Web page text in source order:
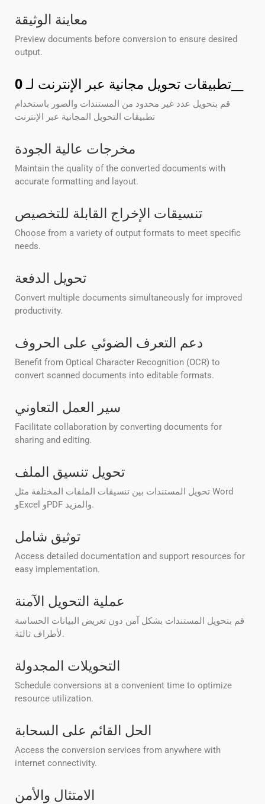
معاينة الوثيقة
Preview documents before conversion to ensure desired
output.
تطبيقات تحويل مجانية عبر الإنترنت لـ0
قم بتحويل عدد غير محدود من المستندات والصور باستخدام
تطبيقات التحويل المجانية عبر الإنترنت
مخرجات عالية الجودة
Maintain the quality of the converted documents with
accurate formatting and layout.
تنسيقات الإخراج القابلة للتخصيص
Choose from a variety of output formats to meet specific
needs.
تحويل الدفعة
Convert multiple documents simultaneously for improved
productivity.
دعم التعرف الضوئي على الحروف
Benefit from Optical Character Recognition (OCR) to
convert scanned documents into editable formats.
سير العمل التعاوني
Facilitate collaboration by converting documents for
sharing and editing.
تحويل تنسيق الملف
تحويل المستندات بين تنسيقات الملفات المختلفة مثل Word
وExcel وPDF والمزيد.
توثيق شامل
Access detailed documentation and support resources for
easy implementation.
عملية التحويل الآمنة
قم بتحويل المستندات بشكل آمن دون تعريض البيانات الحساسة
لأطراف ثالثة.
التحويلات المجدولة
Schedule conversions at a convenient time to optimize
resource utilization.
الحل القائم على السحابة
Access the conversion services from anywhere with
internet connectivity.
الامتثال والأمن